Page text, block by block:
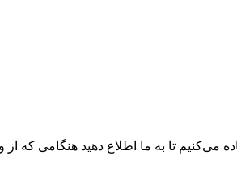
تا به ما اطلاع دهید هنگامی که از